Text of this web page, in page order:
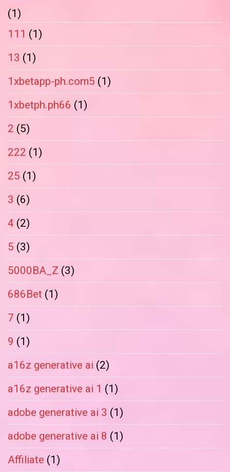
(1)
111 (1)
13 (1)
1xbetapp-ph.com5 (1)
1xbetph.ph66 (1)
2 (5)
222 (1)
25 (1)
3 (6)
4 (2)
5 (3)
5000BA_Z (3)
686Bet (1)
7 (1)
9 (1)
a16z generative ai (2)
a16z generative ai 1 (1)
adobe generative ai 3 (1)
adobe generative ai 8 (1)
Affiliate (1)